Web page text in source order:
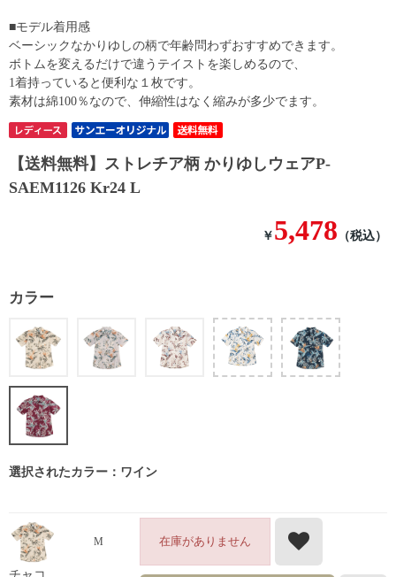
【送料無料】ストレチア柄 かりゆしウェアP-
SAEM1126 Kr24 L
￥ 5,478 （税込）
カラー
選択されたカラー：ワイン
M 在庫がありません
■モデル着用感
ベーシックなかりゆしの柄で年齢問わずおすすめできます。
ボトムを変えるだけで違うテイストを楽しめるので、
1着持っていると便利な１枚です。
素材は綿100％なので、伸縮性はなく縮みが多少でます。